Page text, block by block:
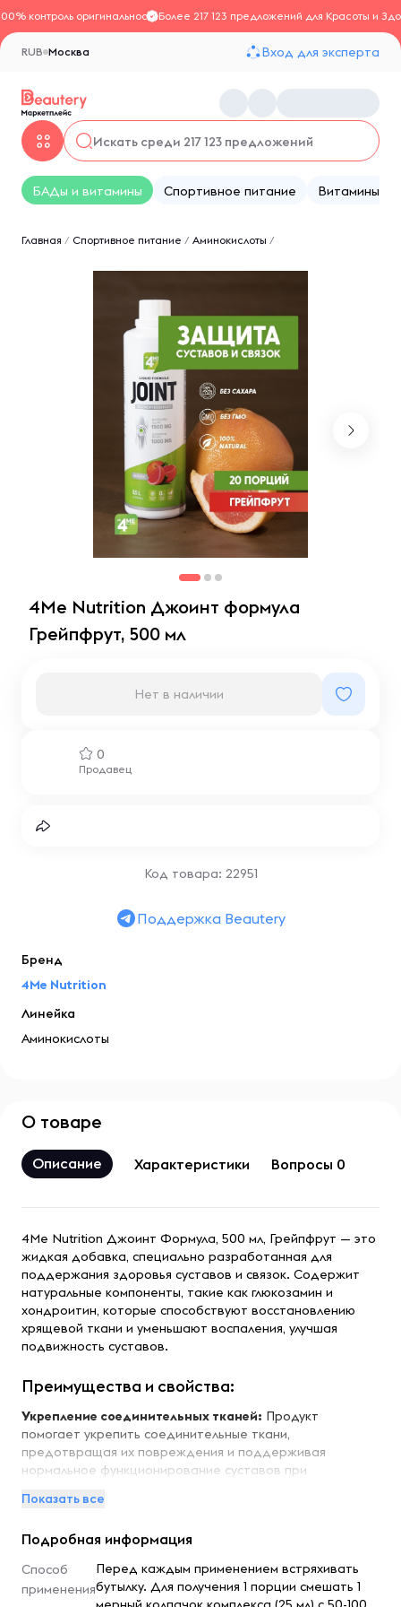
контроль оригинальностиБолее 217 123 предложений для Красоты и
Москва
RUB Вход для эксперта
БАДы и витамины Спортивное питание Витамины
Главная / Спортивное питание / Аминокислоты /
4Me Nutrition Джоинт формула
Грейпфрут, 500 мл
0
Продавец
Нет в наличии
Код товара: 22951
Поддержка Beautery
Бренд
4Me Nutrition
Линейка
Аминокислоты
О товаре
Описание Характеристики Вопросы 0
4Me Nutrition Джоинт Формула, 500 мл, Грейпфрут — это
жидкая добавка, специально разработанная для
поддержания здоровья суставов и связок. Содержит
натуральные компоненты, такие как глюкозамин и
хондроитин, которые способствуют восстановлению
хрящевой ткани и уменьшают воспаления, улучшая
подвижность суставов.
Преимущества и свойства:
Укрепление соединительных тканей: Продукт
помогает укрепить соединительные ткани,
предотвращая их повреждения и поддерживая
нормальное функционирование суставов при
Улучшение гибкости:
возрастными изменениями или интенсивными
Восстановление хрящевой ткани:Содержит
глюкозамин и хондроитин, которые способствуют
Показать все
Подробная информация
Способ
применения
Перед каждым применением встряхивать
бутылку. Для получения 1 порции смешать 1